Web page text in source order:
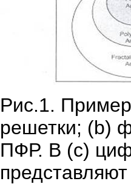
Рис.1.
решетки; (b)
ПФР. В (с)